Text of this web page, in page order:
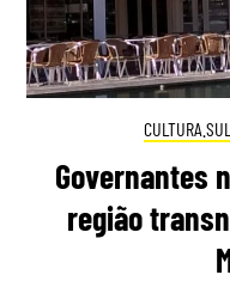
CULTURA.SUL
Governantes
região